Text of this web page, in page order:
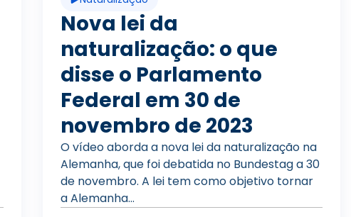
í
d
e
r
o
d
Nova lei da
naturalização: o que
disse o Parlamento
Federal em 30 de
novembro de 2023
O vídeo aborda a nova lei da naturalização na
Alemanha, que foi debatida no Bundestag a 30
de novembro. A lei tem como objetivo tornar
a Alemanha...